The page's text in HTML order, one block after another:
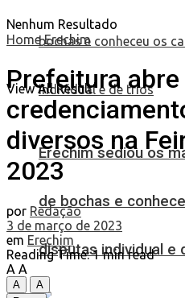
Erechim sediou os
de bochas e
disputas individual e
Nenhum Resultado
View All Result
Home Erechim
Prefeitura abre
diversos na
2023
por Redação
3 de março de 2023
em Erechim
Reading Time: 1 min read
A A
A
A